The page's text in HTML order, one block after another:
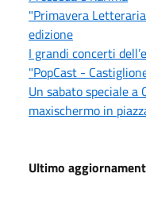
"Primavera
edizione
I grandi concerti
"PopCast -
Un sabato speciale a
maxischermo in
Ultimo